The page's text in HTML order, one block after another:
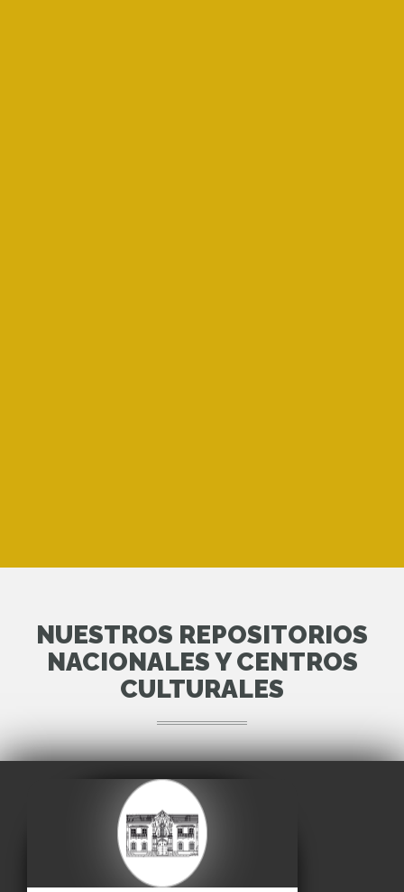
NUESTROS REPOSITORIOS
NACIONALES Y CENTROS
CULTURALES